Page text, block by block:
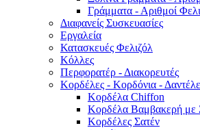
Γράμματα - Αριθμοί
Διαφανείς Συσκευασίες
Εργαλεία
Κατασκευές Φελιζόλ
Κόλλες
Περφορατέρ - Διακορευτές
Κορδέλες - Κορδόνια -
Κορδέλα Chiffon
Κορδέλα Βαμβακερή με
Κορδέλες Σατέν